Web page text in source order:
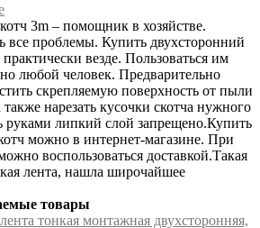
3m – помощник в хозяйстве.
все проблемы. Купить двухсторонний
везде. Пользоваться им
любой человек. Предварительно
скрепляемую поверхность от пыли
также нарезать кусочки скотча нужного
руками липкий слой запрещено.Купить
можно в интернет-магазине. При
воспользоваться доставкой.Такая
лента, нашла широчайшее
товары